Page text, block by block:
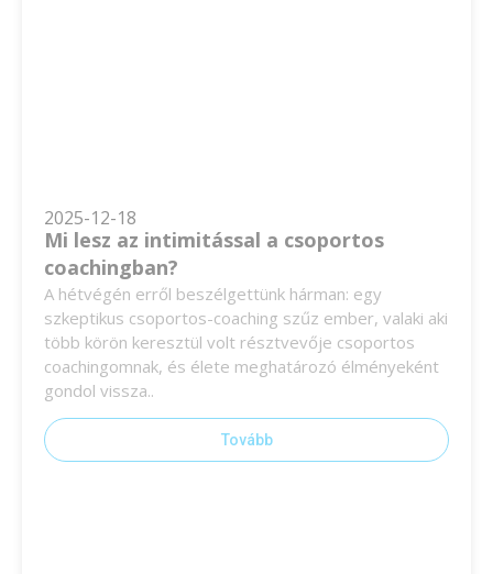
2025-12-18
Mi lesz az intimitással a csoportos
coachingban?
A hétvégén erről beszélgettünk hárman: egy
szkeptikus csoportos-coaching szűz ember, valaki aki
több körön keresztül volt résztvevője csoportos
coachingomnak, és élete meghatározó élményeként
gondol vissza..
Tovább